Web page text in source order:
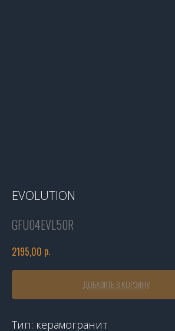
EVOLUTION
GFU04EVL50R
2195,00 р.
ДОБАВИТЬ В КОРЗИНУ
Тип: керамогранит